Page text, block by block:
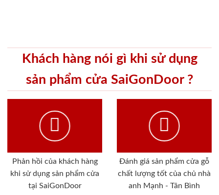
Khách hàng nói gì khi sử dụng
sản phẩm cửa SaiGonDoor ?
Phản hồi của khách hàng
khi sử dụng sản phẩm cửa
tại SaiGonDoor
Đánh giá sản phẩm cửa gỗ
chất lượng tốt của chủ nhà
anh Mạnh - Tân Bình